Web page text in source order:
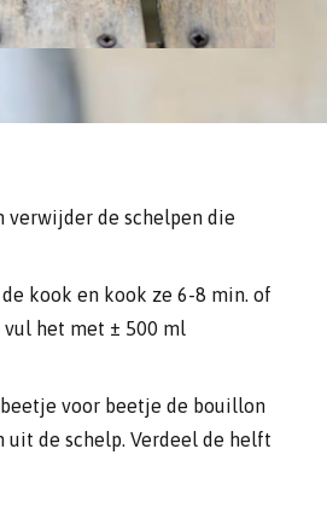
verwijder de schelpen die
kook en kook ze 6-8 min. of
vul het met ± 500 ml
voor beetje de bouillon
uit de schelp. Verdeel de helft